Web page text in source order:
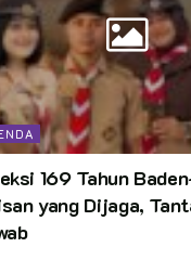
169 Tahun
yang Dijaga,